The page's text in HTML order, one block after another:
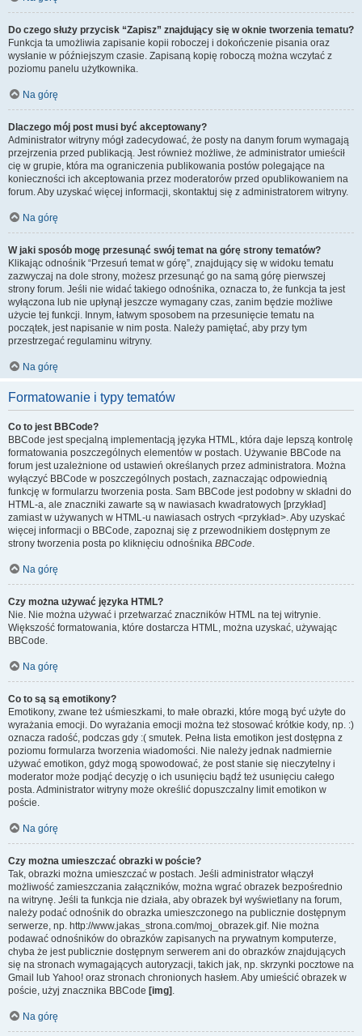
Do czego służy przycisk “Zapisz” znajdujący się w oknie tworzenia tematu?
Funkcja ta umożliwia zapisanie kopii roboczej i dokończenie pisania oraz
wysłanie w późniejszym czasie. Zapisaną kopię roboczą można wczytać z
poziomu panelu użytkownika.
Na górę
Dlaczego mój post musi być akceptowany?
Administrator witryny mógł zadecydować, że posty na danym forum wymagają
przejrzenia przed publikacją. Jest również możliwe, że administrator umieścił
cię w grupie, która ma ograniczenia publikowania postów polegające na
konieczności ich akceptowania przez moderatorów przed opublikowaniem na
forum. Aby uzyskać więcej informacji, skontaktuj się z administratorem witryny.
Na górę
W jaki sposób mogę przesunąć swój temat na górę strony tematów?
Klikając odnośnik “Przesuń temat w górę”, znajdujący się w widoku tematu
zazwyczaj na dole strony, możesz przesunąć go na samą górę pierwszej
strony forum. Jeśli nie widać takiego odnośnika, oznacza to, że funkcja ta jest
wyłączona lub nie upłynął jeszcze wymagany czas, zanim będzie możliwe
użycie tej funkcji. Innym, łatwym sposobem na przesunięcie tematu na
początek, jest napisanie w nim posta. Należy pamiętać, aby przy tym
przestrzegać regulaminu witryny.
Na górę
Formatowanie i typy tematów
Co to jest BBCode?
BBCode jest specjalną implementacją języka HTML, która daje lepszą kontrolę
formatowania poszczególnych elementów w postach. Używanie BBCode na
forum jest uzależnione od ustawień określanych przez administratora. Można
wyłączyć BBCode w poszczególnych postach, zaznaczając odpowiednią
funkcję w formularzu tworzenia posta. Sam BBCode jest podobny w składni do
HTML-a, ale znaczniki zawarte są w nawiasach kwadratowych [przykład]
zamiast w używanych w HTML-u nawiasach ostrych <przykład>. Aby uzyskać
więcej informacji o BBCode, zapoznaj się z przewodnikiem dostępnym ze
strony tworzenia posta po kliknięciu odnośnika BBCode.
Na górę
Czy można używać języka HTML?
Nie. Nie można używać i przetwarzać znaczników HTML na tej witrynie.
Większość formatowania, które dostarcza HTML, można uzyskać, używając
BBCode.
Na górę
Co to są są emotikony?
Emotikony, zwane też uśmieszkami, to małe obrazki, które mogą być użyte do
wyrażania emocji. Do wyrażania emocji można też stosować krótkie kody, np. :)
oznacza radość, podczas gdy :( smutek. Pełna lista emotikon jest dostępna z
poziomu formularza tworzenia wiadomości. Nie należy jednak nadmiernie
używać emotikon, gdyż mogą spowodować, że post stanie się nieczytelny i
moderator może podjąć decyzję o ich usunięciu bądź też usunięciu całego
posta. Administrator witryny może określić dopuszczalny limit emotikon w
poście.
Na górę
Czy można umieszczać obrazki w poście?
Tak, obrazki można umieszczać w postach. Jeśli administrator włączył
możliwość zamieszczania załączników, można wgrać obrazek bezpośrednio
na witrynę. Jeśli ta funkcja nie działa, aby obrazek był wyświetlany na forum,
należy podać odnośnik do obrazka umieszczonego na publicznie dostępnym
serwerze, np. http://www.jakas_strona.com/moj_obrazek.gif. Nie można
podawać odnośników do obrazków zapisanych na prywatnym komputerze,
chyba że jest publicznie dostępnym serwerem ani do obrazków znajdujących
się na stronach wymagających autoryzacji, takich jak, np. skrzynki pocztowe na
Gmail lub Yahoo! oraz stronach chronionych hasłem. Aby umieścić obrazek w
poście, użyj znacznika BBCode [img] .
Na górę